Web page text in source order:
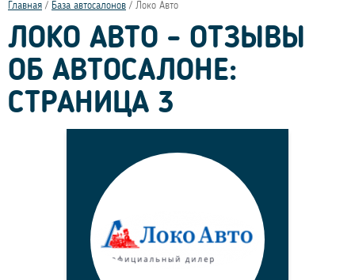
Главная База автосалонов Локо Авто
ЛОКО АВТО - ОТЗЫВЫ
ОБ АВТОСАЛОНЕ:
СТРАНИЦА 3